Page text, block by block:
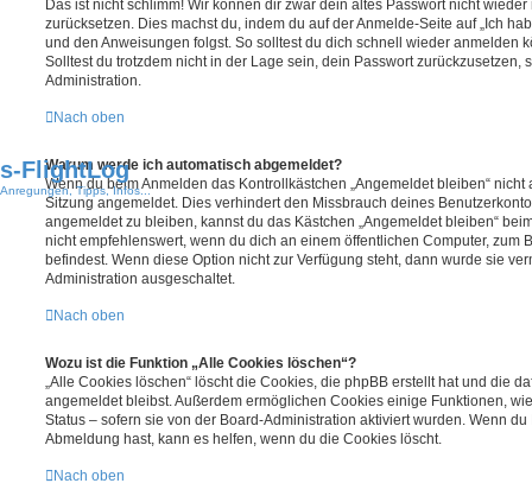
s-FlightLog
Anregungen, Tipps, Infos...
Das ist nicht schlimm! Wir können dir zwar dein altes Passwort nicht
zurücksetzen. Dies machst du, indem du auf der Anmelde-Seite auf „Ich
und den Anweisungen folgst. So solltest du dich schnell wieder anmelden
Solltest du trotzdem nicht in der Lage sein, dein Passwort zurückzusetzen,
Administration.
Nach oben
Warum werde ich automatisch abgemeldet?
Wenn du beim Anmelden das Kontrollkästchen „Angemeldet bleiben“
Sitzung angemeldet. Dies verhindert den Missbrauch deines
angemeldet zu bleiben, kannst du das Kästchen „Angemeldet bleiben“
nicht empfehlenswert, wenn du dich an einem öffentlichen Computer, zum
befindest. Wenn diese Option nicht zur Verfügung steht, dann wurde sie
Administration ausgeschaltet.
Nach oben
Wozu ist die Funktion „Alle Cookies löschen“?
„Alle Cookies löschen“ löscht die Cookies, die phpBB erstellt hat und die
angemeldet bleibst. Außerdem ermöglichen Cookies einige Funktionen,
Status – sofern sie von der Board-Administration aktiviert wurden. Wenn
Abmeldung hast, kann es helfen, wenn du die Cookies löscht.
Nach oben